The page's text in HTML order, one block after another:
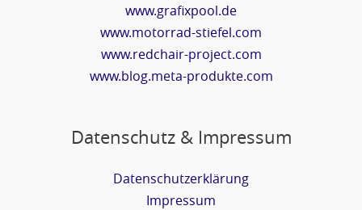
www.grafixpool.de
www.motorrad-stiefel.com
www.redchair-project.com
www.blog.meta-produkte.com
Datenschutz & Impressum
Datenschutzerklärung
Impressum